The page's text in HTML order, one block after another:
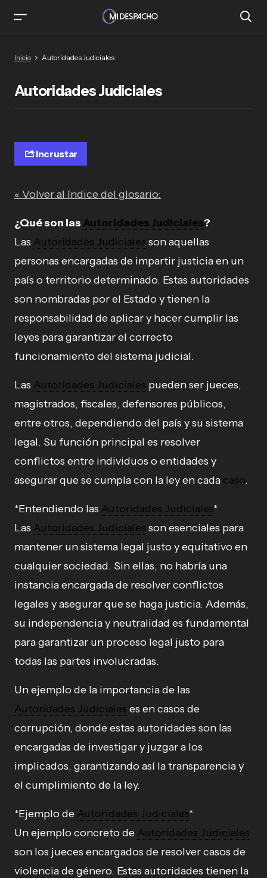
Inicio Autoridades Judiciales
Autoridades Judiciales
Incrustar
« Volver al índice del glosario:
¿Qué son las Autoridades Judiciales?
Las Autoridades Judiciales son aquellas
personas encargadas de impartir justicia en un
país o territorio determinado. Estas autoridades
son nombradas por el Estado y tienen la
responsabilidad de aplicar y hacer cumplir las
leyes para garantizar el correcto
funcionamiento del sistema judicial.
Las Autoridades Judiciales pueden ser jueces,
magistrados, fiscales, defensores públicos,
entre otros, dependiendo del país y su sistema
legal. Su función principal es resolver
conflictos entre individuos o entidades y
asegurar que se cumpla con la ley en cada caso.
*Entendiendo las Autoridades Judiciales*
Las Autoridades Judiciales son esenciales para
mantener un sistema legal justo y equitativo en
cualquier sociedad. Sin ellas, no habría una
instancia encargada de resolver conflictos
legales y asegurar que se haga justicia. Además,
su independencia y neutralidad es fundamental
para garantizar un proceso legal justo para
todas las partes involucradas.
Un ejemplo de la importancia de las
Autoridades Judiciales es en casos de
corrupción, donde estas autoridades son las
encargadas de investigar y juzgar a los
implicados, garantizando así la transparencia y
el cumplimiento de la ley.
*Ejemplo de Autoridades Judiciales*
Un ejemplo concreto de Autoridades Judiciales
son los jueces encargados de resolver casos de
violencia de género. Estas autoridades tienen la